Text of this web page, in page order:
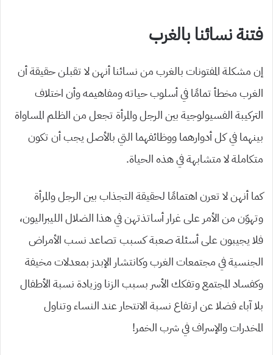
فتنة نسائنا بالغرب
إن مشكلة المفتونات بالغرب من نسائنا أنهن لا تقبلن حقيقة أن
الغرب مخطأ تمامًا في أسلوب حياته ومفاهيمه وأن اختلاف
التركيبة الفسيولوجية بين الرجل والمرأة تجعل من الظلم المساواة
بينهما في كل أدوارهما ووظائفهما التي بالأصل يجب أن تكون
متكاملة لا متشابهة في هذه الحياة.
كما أنهن لا تعرن اهتمامًا لحقيقة التجذاب بين الرجل والمرأة
وتهوّن من الأمر على غرار أساتذتهن في هذا الضلال الليبراليون،
فلا يجيبون على أسئلة صعبة كسبب تصاعد نسب الأمراض
الجنسية في مجتمعات الغرب وكانتشار الإبدز بمعدلات مخيفة
وكفساد المجتمع وتفكك الأسر بسبب الزنا وزيادة نسبة الأطفال
بلا آباء فضلا عن ارتفاع نسبة الانتحار عند النساء وتناول
المخدرات والإسراف في شرب الخمر!